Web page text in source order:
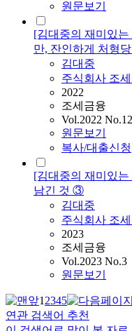
원문보기
[김대중의 재미있는
만, 잔인하게 처형
김대중
주식회사 조
2022
조세금융
Vol.2022 No.12
원문보기
복사/대출신청
[김대중의 재미있는
남긴 것 ③
김대중
주식회사 조
2023
조세금융
Vol.2023 No.3
원문보기
12345
연관 검색어 추천